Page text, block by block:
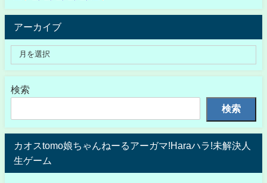
アーカイブ
検索
検索
カオスtomo娘ちゃんねーるアーガマ!Haraハラ!未解決人
生ゲーム